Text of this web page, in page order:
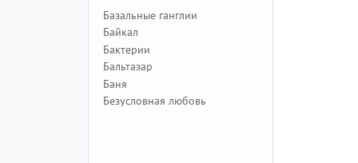
Базальные ганглии
Байкал
Бактерии
Бальтазар
Баня
Безусловная любовь